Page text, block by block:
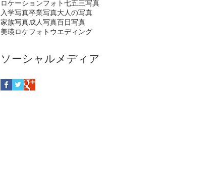
ロケーションフォト七五三写真
入学写真卒業写真大人の写真
家族写真成人写真百日写真
美瑛ロケフォトウエディング
ソーシャルメディア